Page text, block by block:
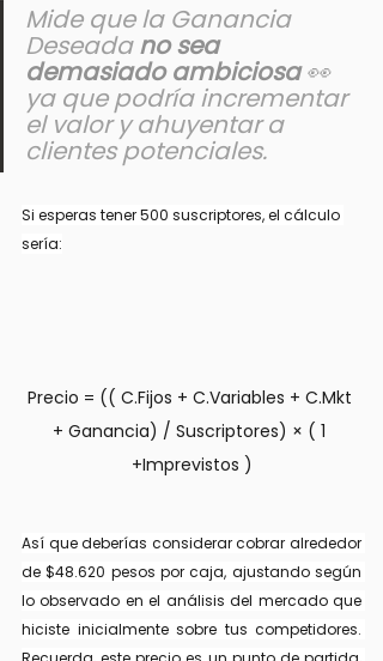
Mide que la Ganancia
Deseada no sea
demasiado ambiciosa 👀
ya que podría incrementar
el valor y ahuyentar a
clientes potenciales.
Si esperas tener 500 suscriptores, el cálculo
sería:
Precio = (( C.Fijos + C.Variables + C.Mkt
+ Ganancia) / Suscriptores) × ( 1
+Imprevistos )
Así que deberías considerar cobrar alrededor
de $48.620 pesos por caja, ajustando según
lo observado en el análisis del mercado que
hiciste inicialmente sobre tus competidores.